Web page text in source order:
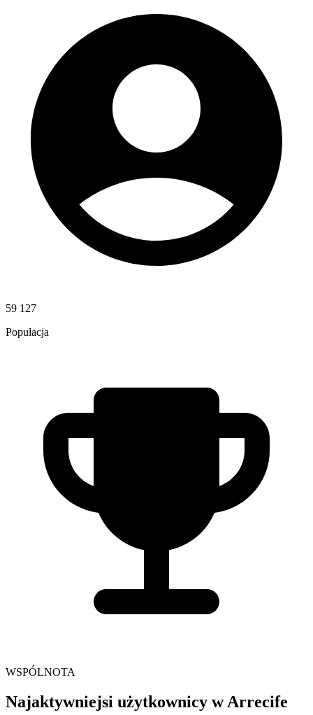
59 127
Populacja
WSPÓLNOTA
Najaktywniejsi użytkownicy w Arrecife